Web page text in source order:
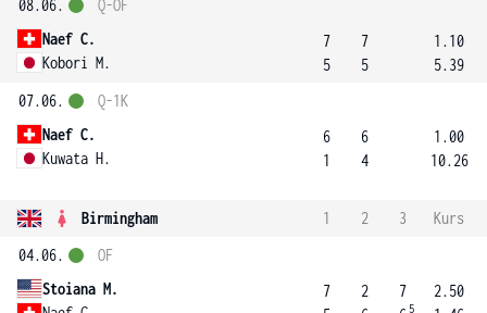
08.06.
Naef C.
Kobori M.
Q-OF
7
5
7
5
1.10
5.39
07.06.
Naef C.
Kuwata H.
Q-1K
6
1
6
4
1.00
10.26
Birmingham 1 2 3
Kurs
04.06.
Stoiana M.
OF
7
2
7
5
2.50